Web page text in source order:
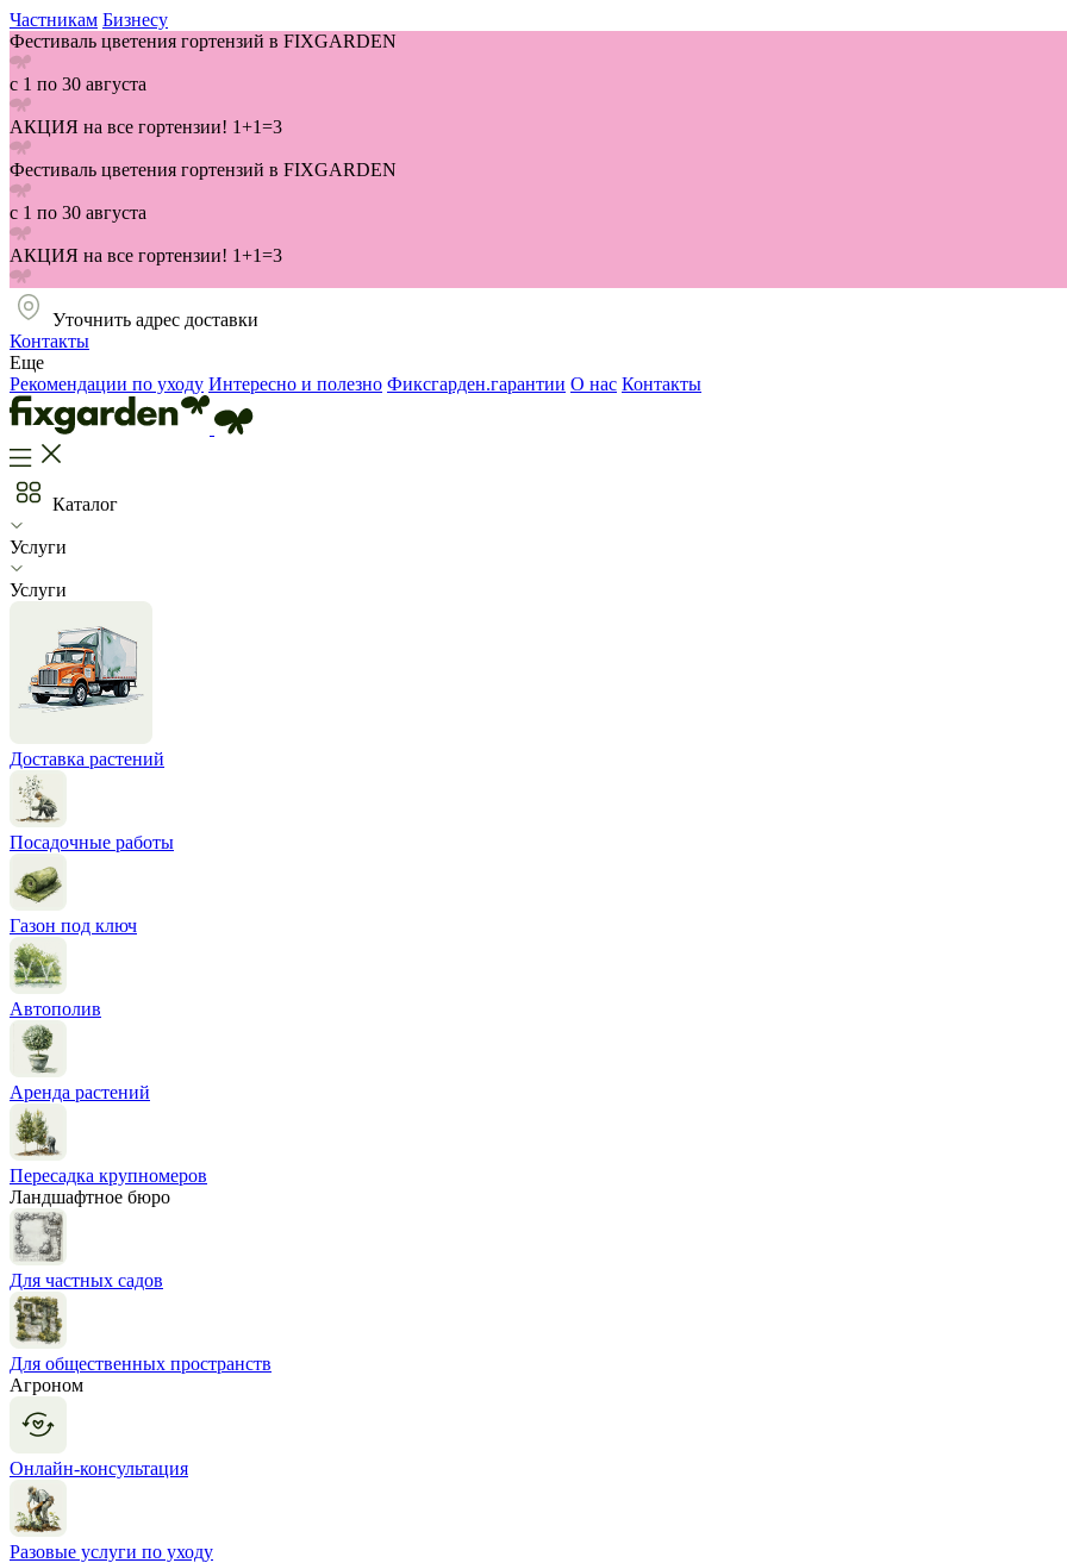
Частникам Бизнесу
Фестиваль цветения гортензий в FIXGARDEN
с 1 по 30 августа
АКЦИЯ на все гортензии! 1+1=3
Фестиваль цветения гортензий в FIXGARDEN
с 1 по 30 августа
АКЦИЯ на все гортензии! 1+1=3
Уточнить адрес доставки
Контакты
Еще
Рекомендации по уходу Интересно и полезно Фиксгарден.гарантии О нас Контакты
Каталог
Услуги
Услуги
Доставка растений
Посадочные работы
Газон под ключ
Автополив
Аренда растений
Пересадка крупномеров
Ландшафтное бюро
Для частных садов
Для общественных пространств
Агроном
Онлайн-консультация
Разовые услуги по уходу